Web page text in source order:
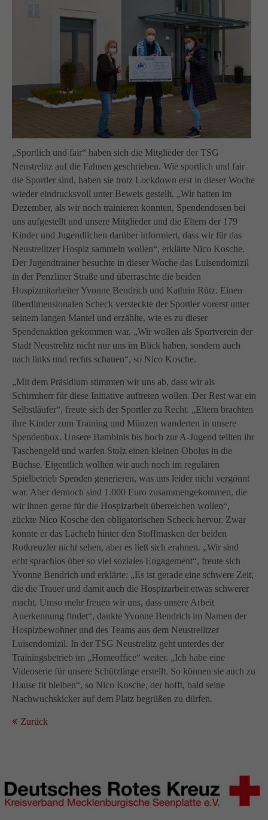
About us
Lorem ipsum dolor sit amet, consectetuer adipiscing
Aenean commodo ligula eget dolor. Aenean massa.
Cum sociis natoque penatibus et magnis dis parturient
montes, nascetur ridiculus mus. Donec quam felis,
„Sportlich und fair“ haben sich die Mitglieder der TSG
Neustrelitz auf die Fahnen geschrieben. Wie sportlich und fair
die Sportler sind, haben sie trotz Lockdown erst in dieser Woche
wieder eindrucksvoll unter Beweis gestellt. „Wir hatten im
Dezember, als wir noch trainieren konnten, Spendendosen bei
uns aufgestellt und unsere Mitglieder und die Eltern der 179
Kinder und Jugendlichen darüber informiert, dass wir für das
Neustrelitzer Hospiz sammeln wollen“, erklärte Nico Kosche.
Der Jugendtrainer besuchte in dieser Woche das Luisendomizil
in der Penzliner Straße und überraschte die beiden
Hospizmitarbeiter Yvonne Bendrich und Kathrin Rütz. Einen
überdimensionalen Scheck versteckte der Sportler vorerst unter
seinem langen Mantel und erzählte, wie es zu dieser
Spendenaktion gekommen war. „Wir wollen als Sportverein der
Stadt Neustrelitz nicht nur uns im Blick haben, sondern auch
nach links und rechts schauen“, so Nico Kosche.
„Mit dem Präsidium stimmten wir uns ab, dass wir als
Schirmherr für diese Initiative auftreten wollen. Der Rest war ein
Selbstläufer“, freute sich der Sportler zu Recht. „Eltern brachten
ihre Kinder zum Training und Münzen wanderten in unsere
Spendenbox. Unsere Bambinis bis hoch zur A-Jugend teilten ihr
Taschengeld und warfen Stolz einen kleinen Obolus in die
Büchse. Eigentlich wollten wir auch noch im regulären
Spielbetrieb Spenden generieren, was uns leider nicht vergönnt
war. Aber dennoch sind 1.000 Euro zusammengekommen, die
wir ihnen gerne für die Hospizarbeit überreichen wollen“,
zückte Nico Kosche den obligatorischen Scheck hervor. Zwar
konnte er das Lächeln hinter den Stoffmasken der beiden
Rotkreuzler nicht sehen, aber es ließ sich erahnen. „Wir sind
echt sprachlos über so viel soziales Engagement“, freute sich
Yvonne Bendrich und erklärte: „Es ist gerade eine schwere Zeit,
die die Trauer und damit auch die Hospizarbeit etwas schwerer
macht. Umso mehr freuen wir uns, dass unsere Arbeit
Anerkennung findet“, dankte Yvonne Bendrich im Namen der
Hospizbewohner und des Teams aus dem Neustrelitzer
Luisendomizil. In der TSG Neustrelitz geht unterdes der
Trainingsbetrieb im „Homeoffice“ weiter. „Ich habe eine
Videoserie für unsere Schützlinge erstellt. So können sie auch zu
Hause fit bleiben“, so Nico Kosche, der hofft, bald seine
Nachwuchskicker auf dem Platz begrüßen zu dürfen.
Zurück